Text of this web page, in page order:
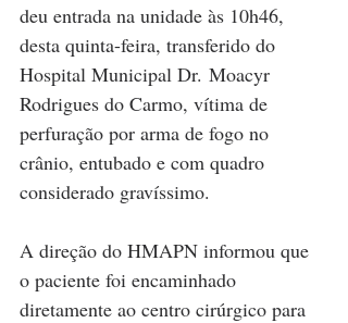
deu entrada na unidade às 10h46,
desta quinta-feira, transferido do
Hospital Municipal Dr. Moacyr
Rodrigues do Carmo, vítima de
perfuração por arma de fogo no
crânio, entubado e com quadro
considerado gravíssimo.
A direção do HMAPN informou que
o paciente foi encaminhado
diretamente ao centro cirúrgico para